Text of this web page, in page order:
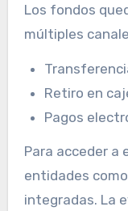
Los fondos
múltiples
Retiro en
Pagos
Para acceder a
entidades como
integradas. La